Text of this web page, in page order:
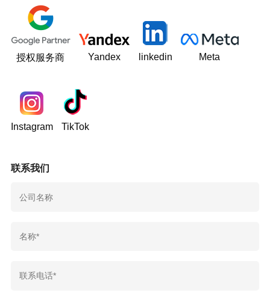
授权服务商 Yandex linkedin Meta
Instagram TikTok
联系我们